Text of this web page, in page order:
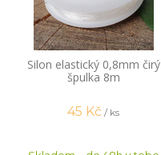
Silon elastický 0,8mm čirý
špulka 8m
45 Kč / ks